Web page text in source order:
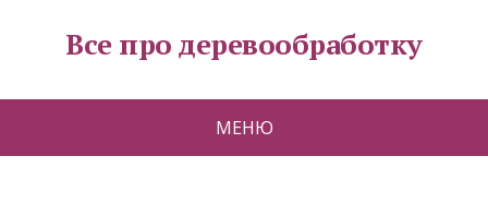
Все про деревообработку
МЕНЮ